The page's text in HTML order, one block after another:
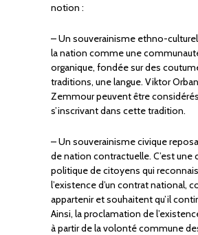
notion :
– Un souverainisme ethno-
la nation comme une
organique, fondée sur des
traditions, une langue. Viktor
Zemmour peuvent être
s’inscrivant dans cette tradition.
– Un souverainisme civique
de nation contractuelle. C’est
politique de citoyens qui
l’existence d’un contrat national,
appartenir et souhaitent qu’il
Ainsi, la proclamation de
à partir de la volonté commune